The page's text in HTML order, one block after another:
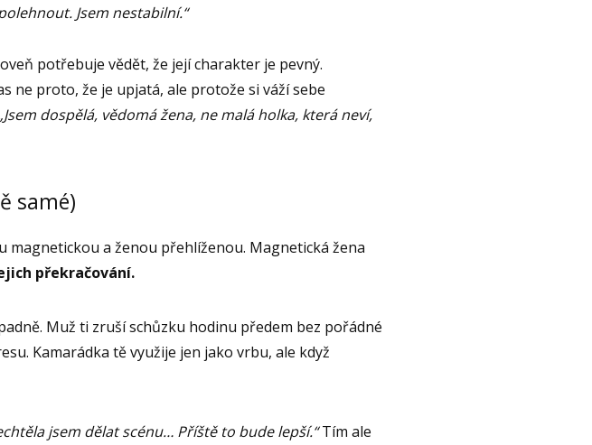
Jsem nestabilní.“
potřebuje vědět, že její charakter je pevný.
ne proto, že je upjatá, ale protože si váží sebe
dospělá, vědomá žena, ne malá holka, která neví,
samé)
magnetickou a ženou přehlíženou. Magnetická žena
překračování.
Muž ti zruší schůzku hodinu předem bez pořádné
Kamarádka tě využije jen jako vrbu, ale když
jsem dělat scénu… Příště to bude lepší.“Tím ale